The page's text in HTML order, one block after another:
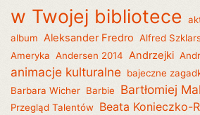
w Twojej bibliotece
album Aleksander Fredro Alfred
Ameryka Andersen 2014 Andrzejki
animacje kulturalne bajeczne
Barbara Wicher Barbie Bartłomiej
Przegląd Talentów Beata Konieczko-